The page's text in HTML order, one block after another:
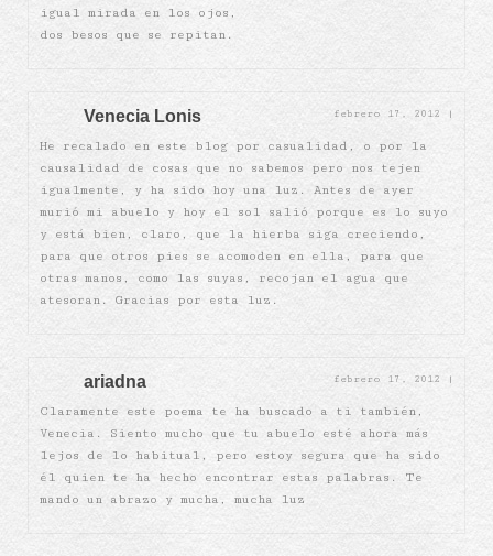
igual mirada en los ojos,
dos besos que se repitan.
Venecia Lonis febrero 17, 2012 |
He recalado en este blog por casualidad, o por la
causalidad de cosas que no sabemos pero nos tejen
igualmente, y ha sido hoy una luz. Antes de ayer
murió mi abuelo y hoy el sol salió porque es lo suyo
y está bien, claro, que la hierba siga creciendo,
para que otros pies se acomoden en ella, para que
otras manos, como las suyas, recojan el agua que
atesoran. Gracias por esta luz.
ariadna febrero 17, 2012 |
Claramente este poema te ha buscado a ti también,
Venecia. Siento mucho que tu abuelo esté ahora más
lejos de lo habitual, pero estoy segura que ha sido
él quien te ha hecho encontrar estas palabras. Te
mando un abrazo y mucha, mucha luz